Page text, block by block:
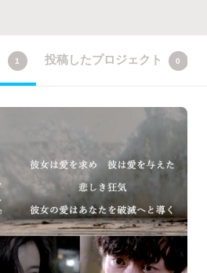
1 投稿したプロジェクト 0